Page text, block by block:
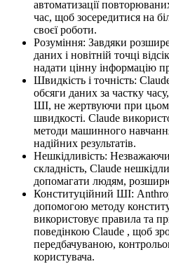
автоматизації
час, щоб зосередитися на
своєї роботи.
Розуміння: Завдяки
даних і новітній точці
надати цінну інформацію
Швидкість і точність:
обсяги даних за частку
ШІ, не жертвуючи при
швидкості. Claude
методи машинного
надійних результатів.
Нешкідливість:
складність, Claude
допомагати людям,
Конституційний ШІ:
допомогою методу
використовує правила та
поведінкою Claude , щоб
передбачуваною,
користувача.